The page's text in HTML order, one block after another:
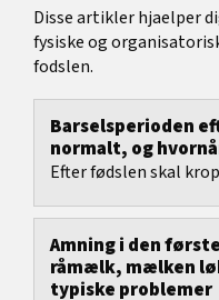
Disse artikler hjaelper
fysiske og
fodslen.
Barselsperioden
normalt, og
Efter fødslen skal
Amning i den
råmælk, mælken
typiske problemer